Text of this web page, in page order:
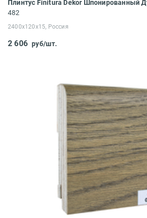
482
2400x120x15, Россия
2 606 руб/шт.